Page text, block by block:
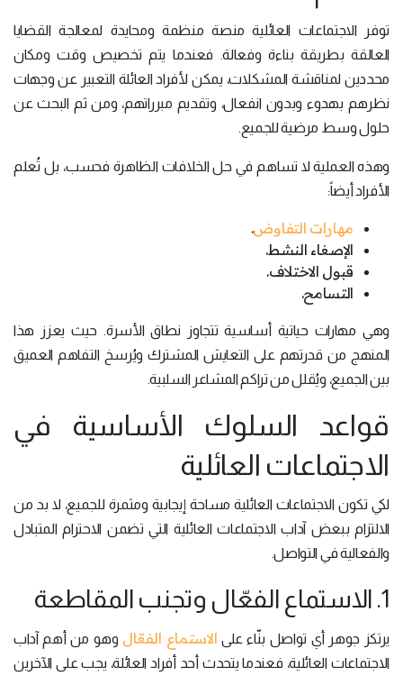
توفر الاجتماعات العائلية منصة منظمة ومحايدة لمعالجة القضايا
العالقة بطريقة بناءة وفعالة. فعندما يتم تخصيص وقت ومكان
محددين لمناقشة المشكلات، يمكن لأفراد العائلة التعبير عن وجهات
نظرهم بهدوء وبدون انفعال، وتقديم مبرراتهم، ومن ثم البحث عن
حلول وسط مرضية للجميع.
وهذه العملية لا تساهم في حل الخلافات الظاهرة فحسب، بل تُعلم
الأفراد أيضاً:
مهارات التفاوض.
الإصغاء النشط.
قبول الاختلاف.
التسامح.
وهي مهارات حياتية أساسية تتجاوز نطاق الأسرة. حيث يعزز هذا
المنهج من قدرتهم على التعايش المشترك ويُرسخ التفاهم العميق
بين الجميع، ويُقلل من تراكم المشاعر السلبية.
قواعد السلوك الأساسية في
الاجتماعات العائلية
لكي تكون الاجتماعات العائلية مساحة إيجابية ومثمرة للجميع، لا بد من
الالتزام ببعض آداب الاجتماعات العائلية التي تضمن الاحترام المتبادل
والفعالية في التواصل.
1. الاستماع الفعّال وتجنب المقاطعة
يرتكز جوهر أي تواصل بنّاء على الاستماع الفعّال وهو من أهم آداب
الاجتماعات العائلية، فعندما يتحدث أحد أفراد العائلة، يجب على الآخرين